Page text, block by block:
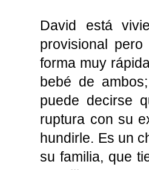
David está
provisional
forma muy
bebé de
puede decirse
ruptura con su
hundirle. Es un
su familia, que